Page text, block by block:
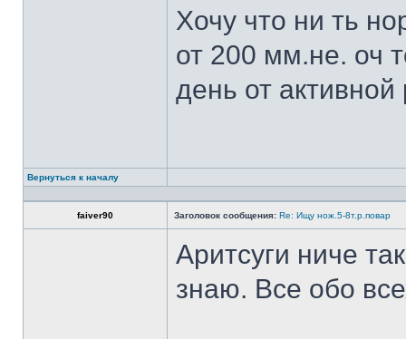
Хочу что ни ть
от 200 мм.не. оч
день от
Вернуться к началу
faiver90 Заголовок сообщения: Re: Ищу нож.5-8т.р.повар
Аритсуги ниче
знаю. Все обо